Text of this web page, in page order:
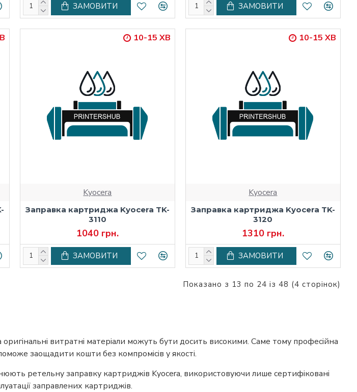
ЗАМОВИТИ ЗАМОВИТИ
10-15 ХВ
Kyocera
Заправка картриджа Kyocera TK-
3110
1040 грн.
ЗАМОВИТИ
10-15 ХВ
Kyocera
Заправка картриджа Kyocera TK-
3120
1310 грн.
ЗАМОВИТИ
Показано з 13 по 24 із 48 (4 сторінок)
витратні матеріали можуть бути досить високими. Саме тому професійна
заощадити кошти без компромісів у якості.
ретельну заправку картриджів Kyocera, використовуючи лише сертифіковані
заправлених картриджів.